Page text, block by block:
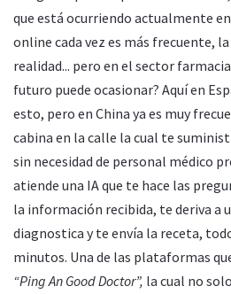
que está ocurriendo actualmente
online cada vez es más frecuente,
realidad... pero en el sector
futuro puede ocasionar? Aquí en
esto, pero en China ya es muy
cabina en la calle la cual te
sin necesidad de personal médico
atiende una IA que te hace las
la información recibida, te deriva a
diagnostica y te envía la receta,
minutos. Una de las plataformas
“Ping An Good Doctor”, la cual no